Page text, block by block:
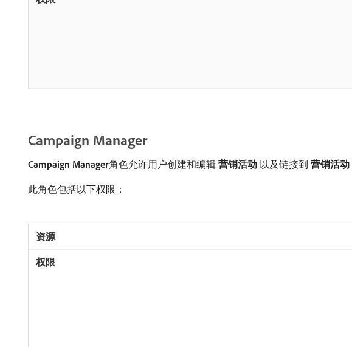
Campaign Manager
Campaign Manager​角色允许用户创建和编辑​ 营销活动 ​以及链接到​ 营销活动
此角色包括以下权限：